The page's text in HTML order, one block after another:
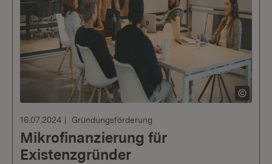
16.07.2024 Gründungsförderung
Mikrofinanzierung für
Existenzgründer